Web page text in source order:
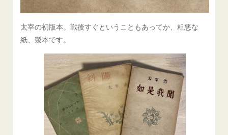
太宰の初版本。戦後すぐということもあってか、粗悪な
紙、製本です。